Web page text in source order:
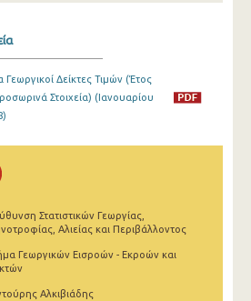
2025
Δείκτες Τιμών (Έτος
Στοιχεία) (Ιανουαρίου
Στατιστικών Γεωργίας,
Αλιείας και Περιβάλλοντος
Γεωργικών Εισροών - Εκροών και
Αλκιβιάδης